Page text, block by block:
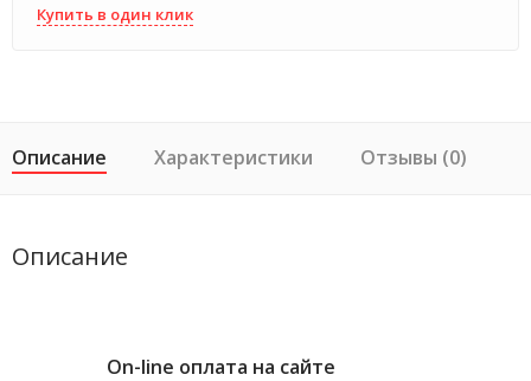
Купить в один клик
Описание Характеристики Отзывы (0)
Описание
On-line оплата на сайте